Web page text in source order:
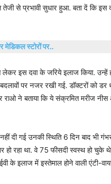
प्रभावी सुधार हुआ. बता दें कि इस
मेडिकल स्टोरों पर..
इस दवा के जरिये इलाज किया. उन्‍हें
पर नजर रखी गई. डॉक्‍टरों को
ने बताया कि ये संक्रमित मरीज
दी गई उनकी स्थिति 6 दिन बाद भी
हो रहा था. वे 75 फीसदी स्‍वस्‍थ हो
के इलाज में इस्‍तेमाल होने वाली एंटी-